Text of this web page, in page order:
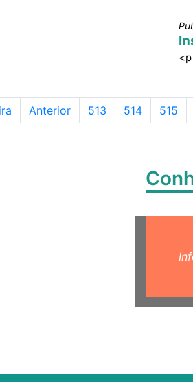
Anterior Página
513 Página
514 Página
515